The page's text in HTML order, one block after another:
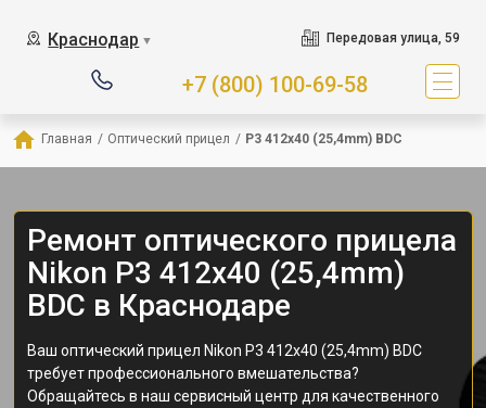
Краснодар ▼ Передовая улица, 59
+7 (800) 100-69-58
Главная / Оптический прицел / P3 412x40 (25,4mm) BDC
Ремонт оптического прицела
Nikon P3 412x40 (25,4mm)
BDC в Краснодаре
Ваш оптический прицел Nikon P3 412x40 (25,4mm) BDC
требует профессионального вмешательства?
Обращайтесь в наш сервисный центр для качественного